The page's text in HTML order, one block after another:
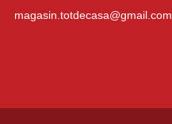
magasin.totdecasa@gmail.com